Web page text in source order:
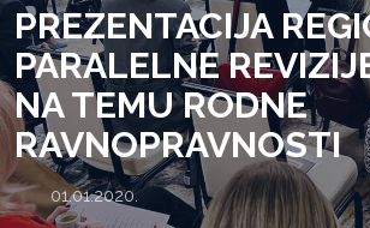
PREZENTACIJA
PARALELNE
NA TEMU RODNE
RAVNOPRAVNOSTI
01.01.2020.